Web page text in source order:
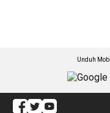
Unduh